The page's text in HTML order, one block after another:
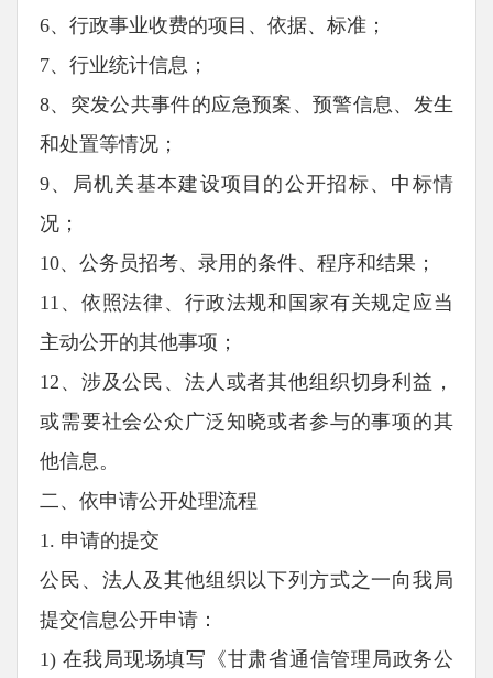
6、行政事业收费的项目、依据、标准；
7、行业统计信息；
8、突发公共事件的应急预案、预警信息、发生
和处置等情况；
9、局机关基本建设项目的公开招标、中标情
况；
10、公务员招考、录用的条件、程序和结果；
11、依照法律、行政法规和国家有关规定应当
主动公开的其他事项；
12、涉及公民、法人或者其他组织切身利益，
或需要社会公众广泛知晓或者参与的事项的其
他信息。
二、依申请公开处理流程
1. 申请的提交
公民、法人及其他组织以下列方式之一向我局
提交信息公开申请：
1) 在我局现场填写《甘肃省通信管理局政务公